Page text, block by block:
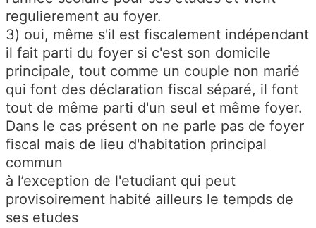
regulierement au foyer.
3) oui, même s'il est fiscalement indépendant
il fait parti du foyer si c'est son domicile
principale, tout comme un couple non marié
qui font des déclaration fiscal séparé, il font
tout de même parti d'un seul et même foyer.
Dans le cas présent on ne parle pas de foyer
fiscal mais de lieu d'habitation principal
commun
à l’exception de l'etudiant qui peut
provisoirement habité ailleurs le tempds de
ses etudes